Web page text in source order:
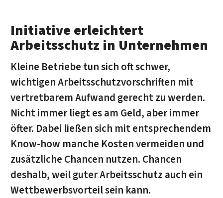
Initiative erleichtert
Arbeitsschutz in Unternehmen
Kleine Betriebe tun sich oft schwer,
wichtigen Arbeitsschutzvorschriften mit
vertretbarem Aufwand gerecht zu werden.
Nicht immer liegt es am Geld, aber immer
öfter. Dabei ließen sich mit entsprechendem
Know-how manche Kosten vermeiden und
zusätzliche Chancen nutzen. Chancen
deshalb, weil guter Arbeitsschutz auch ein
Wettbewerbsvorteil sein kann.